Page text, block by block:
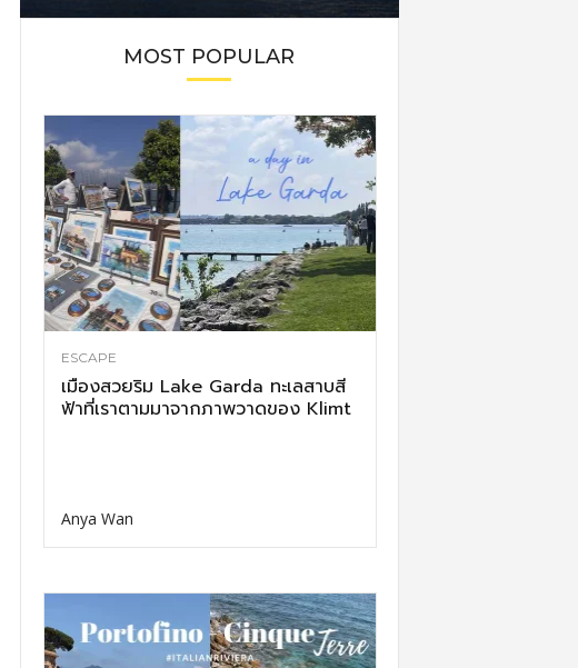
MOST POPULAR
ESCAPE
เมืองสวยริม Lake Garda ทะเลสาบสี
ฟ้าที่เราตามมาจากภาพวาดของ Klimt
Anya Wan